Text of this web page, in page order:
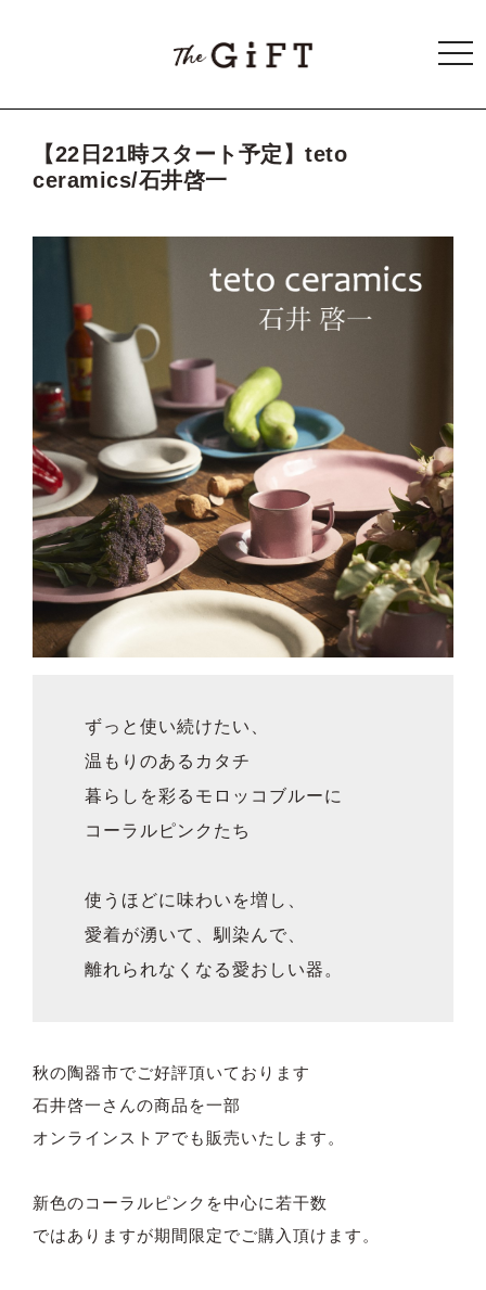
【22日21時スタート予定】teto
ceramics/石井啓一
ずっと使い続けたい、
温もりのあるカタチ
暮らしを彩るモロッコブルーに
コーラルピンクたち
使うほどに味わいを増し、
愛着が湧いて、馴染んで、
離れられなくなる愛おしい器。
秋の陶器市でご好評頂いております
石井啓一さんの商品を一部
オンラインストアでも販売いたします。
新色のコーラルピンクを中心に若干数
ではありますが期間限定でご購入頂けます。